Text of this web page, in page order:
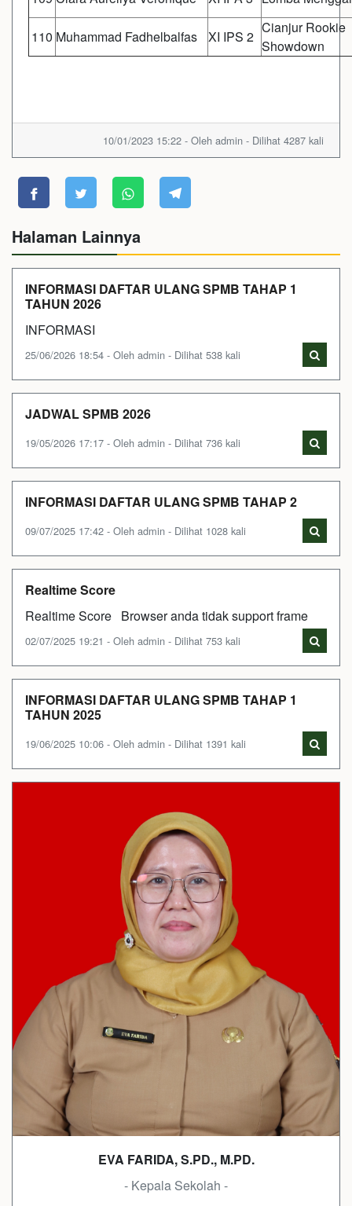
110 Muhammad Fadhelbalfas XI IPS 2
Cianjur Rookie
Showdown
10/01/2023 15:22 - Oleh admin - Dilihat 4287 kali
Halaman Lainnya
INFORMASI DAFTAR ULANG SPMB TAHAP 1
TAHUN 2026
INFORMASI
25/06/2026 18:54 - Oleh admin - Dilihat 538 kali
JADWAL SPMB 2026
19/05/2026 17:17 - Oleh admin - Dilihat 736 kali
INFORMASI DAFTAR ULANG SPMB TAHAP 2
09/07/2025 17:42 - Oleh admin - Dilihat 1028 kali
Realtime Score
Realtime Score Browser anda tidak support frame
02/07/2025 19:21 - Oleh admin - Dilihat 753 kali
INFORMASI DAFTAR ULANG SPMB TAHAP 1
TAHUN 2025
19/06/2025 10:06 - Oleh admin - Dilihat 1391 kali
EVA FARIDA, S.PD., M.PD.
- Kepala Sekolah -